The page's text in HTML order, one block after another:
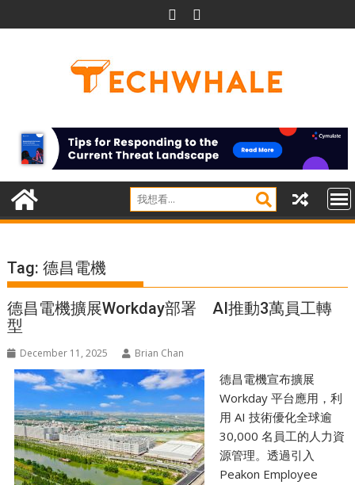
to
Tag:德昌電機
德昌電機擴展Workday部署 AI推動3萬員工轉
型
December 11, 2025 Brian Chan
德昌電機宣布擴展
Workday 平台應用，利
用 AI 技術優化全球逾
30,000 名員工的人力資
源管理。透過引入
Peakon Employee